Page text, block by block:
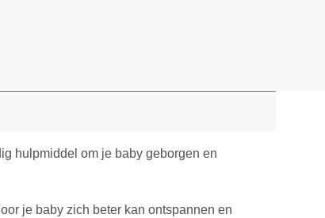
hulpmiddel om je baby geborgen en
je baby zich beter kan ontspannen en